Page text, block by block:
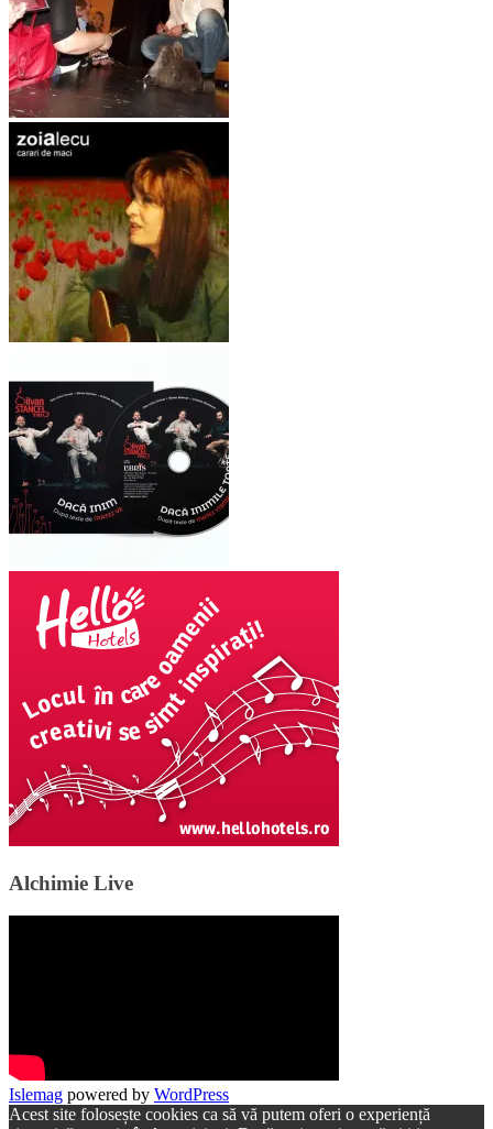
Alchimie Live
Islemag powered by WordPress
Acest site folosește cookies ca să vă putem oferi o experiență